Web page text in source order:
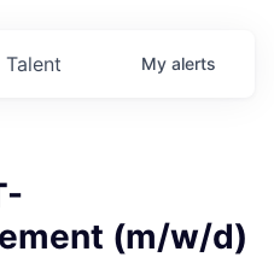
Talent My alerts
(m/w/d)